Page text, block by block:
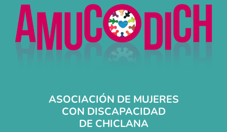
ASOCIACIÓN DE MUJERES
CON DISCAPACIDAD
DE CHICLANA